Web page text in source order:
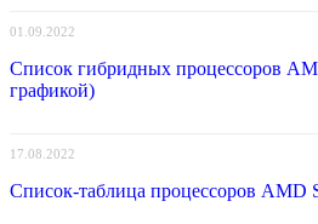
01.09.2022
Список гибридных процессоров
графикой)
17.08.2022
Список-таблица процессоров AMD